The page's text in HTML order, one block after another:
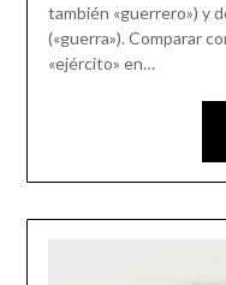
también «guerrero») y
(«guerra»).​ Comparar
«ejército» en…